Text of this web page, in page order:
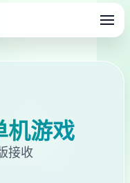
机游戏
接收